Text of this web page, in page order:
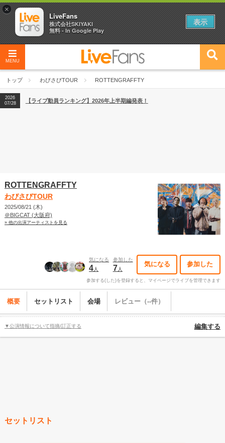
MENU
トップ わびさびTOUR ROTTENGRAFFTY
04/27
【フェス特集2026】フェス情報はここから！
2026
07/28
2026
【フェス特集2026】フェス情報はここから！
2026
07/28
【ライブ動員ランキング】2026年上半期編発表！
ROTTENGRAFFTY
わびさびTOUR
2025/08/21 (木)
＠BIGCAT (大阪府)
» 他の出演アーティストを見る
気になる
4人
参加した
7 人
気になる 参加した
参加する(した)を登録すると、マイページでライブを管理できます
概要 セットリスト 会場 レビュー（--件）
▼公演情報について指摘/訂正する 編集する
セットリスト
×
LiveFans
株式会社SKIYAKI
無料 - In Google Play
表示